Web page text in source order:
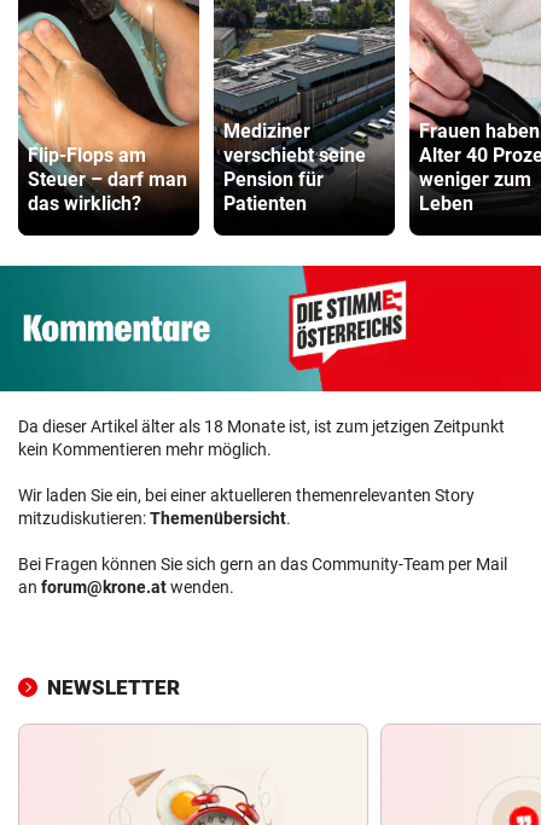
Flip-Flops am
Steuer – darf man
das wirklich?
Mediziner
verschiebt seine
Pension für
Patienten
Frauen
Alter 40
weniger zum
Leben
Da dieser Artikel älter als 18 Monate ist, ist zum jetzigen Zeitpunkt
kein Kommentieren mehr möglich.
Wir laden Sie ein, bei einer aktuelleren themenrelevanten Story
mitzudiskutieren:Themenübersicht.
Bei Fragen können Sie sich gern an das Community-Team per Mail
an forum@krone.atwenden.
NEWSLETTER